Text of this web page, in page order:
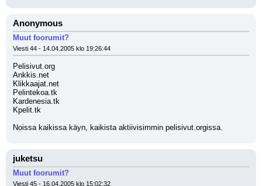
Anonymous
Muut foorumit?
Viesti 44 - 14.04.2005 klo 19:26:44
Pelisivut.org
Ankkis.net
Klikkaajat.net
Pelintekoa.tk
Kardenesia.tk
Kpelit.tk
Noissa kaikissa käyn, kaikista aktiivisimmin pelisivut.orgissa.
juketsu
Muut foorumit?
Viesti 45 - 16.04.2005 klo 15:02:32